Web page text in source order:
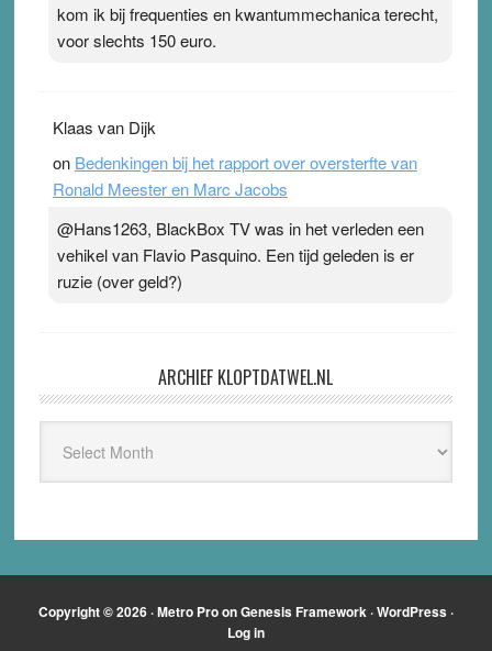
kom ik bij frequenties en kwantummechanica terecht,
voor slechts 150 euro.
Klaas van Dijk
on Bedenkingen bij het rapport over oversterfte van
Ronald Meester en Marc Jacobs
@Hans1263, BlackBox TV was in het verleden een
vehikel van Flavio Pasquino. Een tijd geleden is er
ruzie (over geld?)
ARCHIEF KLOPTDATWEL.NL
Kloptdatwel.nl
Copyright © 2026 ·Metro ProonGenesis Framework ·WordPress ·
Log in